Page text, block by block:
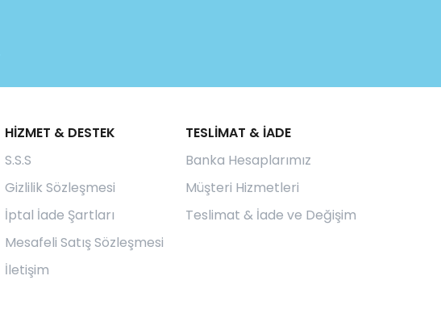
HİZMET & DESTEK
S.S.S
Gizlilik Sözleşmesi
İptal İade Şartları
Mesafeli Satış Sözleşmesi
İletişim
TESLİMAT & İADE
Banka Hesaplarımız
Müşteri Hizmetleri
Teslimat & İade ve Değişim